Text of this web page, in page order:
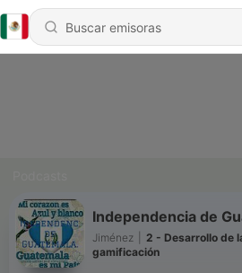
Independencia de
Jiménez
2 - Desarrollo de
gamificación